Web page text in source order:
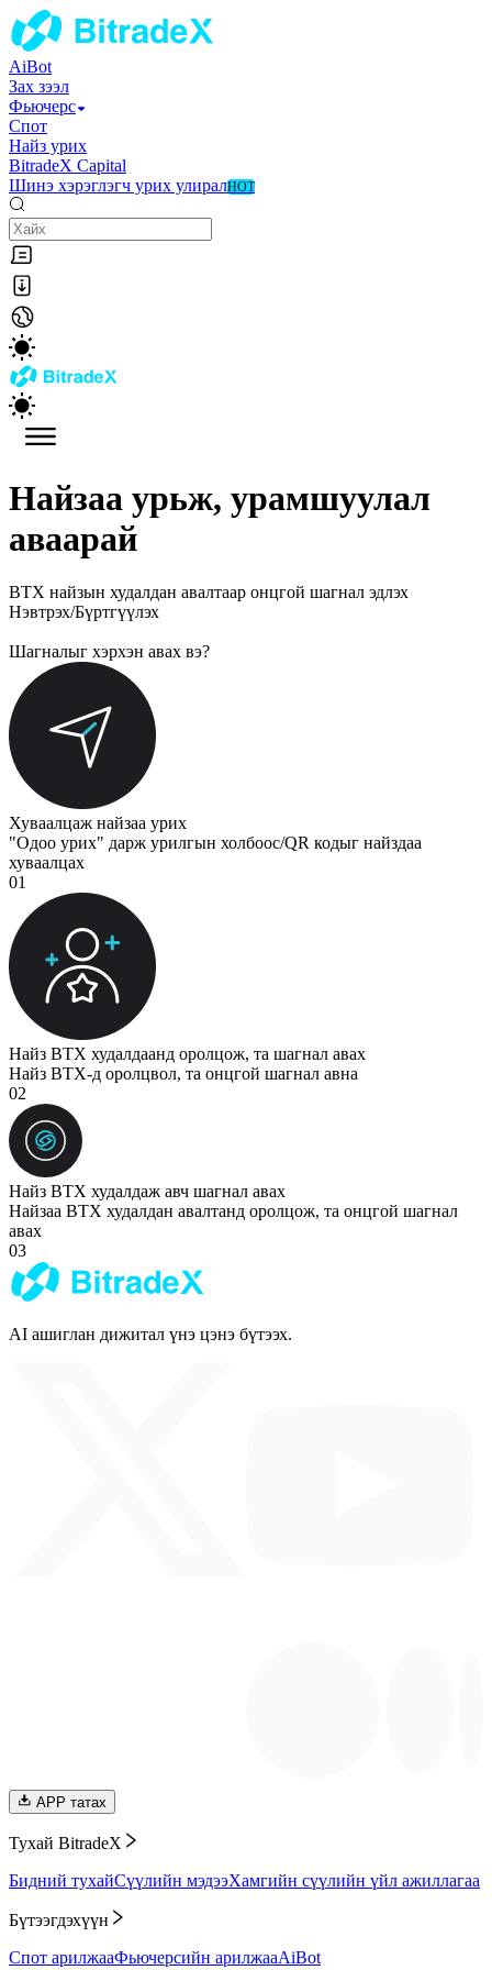
AiBot
Зах зээл
Фьючерс
Спот
Найз урих
BitradeX Capital
Шинэ хэрэглэгч урих улиралHOT
Найзаа урьж, урамшуулал
аваарай
BTX найзын худалдан авалтаар онцгой шагнал эдлэх
Нэвтрэх/Бүртгүүлэх
Шагналыг хэрхэн авах вэ?
Хуваалцаж найзаа урих
"Одоо урих" дарж урилгын холбоос/QR кодыг найздаа
хуваалцах
01
Найз BTX худалдаанд оролцож, та шагнал авах
Найз BTX-д оролцвол, та онцгой шагнал авна
02
Найз BTX худалдаж авч шагнал авах
Найзаа BTX худалдан авалтанд оролцож, та онцгой шагнал
авах
03
AI ашиглан дижитал үнэ цэнэ бүтээх.
APP татах
Тухай BitradeX
Бидний тухайСүүлийн мэдээХамгийн сүүлийн үйл ажиллагаа
Бүтээгдэхүүн
Спот арилжааФьючерсийн арилжааAiBot